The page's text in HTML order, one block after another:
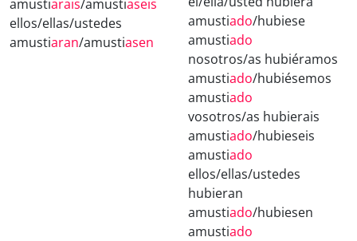
amustiarais/amustiaseis
ellos/ellas/ustedes
amustiaran/amustiasen
amustiado/hubiese
amustiado
nosotros/as hubiéramos
amustiado/hubiésemos
amustiado
vosotros/as hubierais
amustiado/hubieseis
amustiado
ellos/ellas/ustedes
hubieran
amustiado/hubiesen
amustiado